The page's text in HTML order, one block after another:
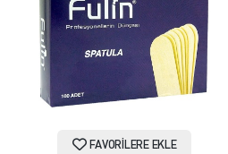
FAVORILERE EKLE